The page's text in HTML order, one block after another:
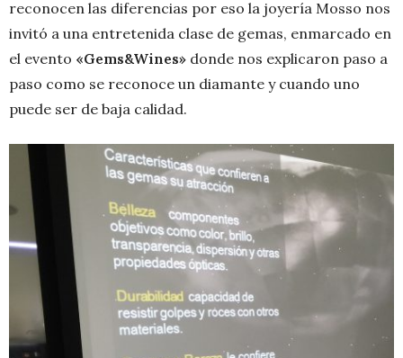
reconocen las diferencias por eso la joyería Mosso nos
invitó a una entretenida clase de gemas, enmarcado en
el evento «Gems&Wines» donde nos explicaron paso a
paso como se reconoce un diamante y cuando uno
puede ser de baja calidad.